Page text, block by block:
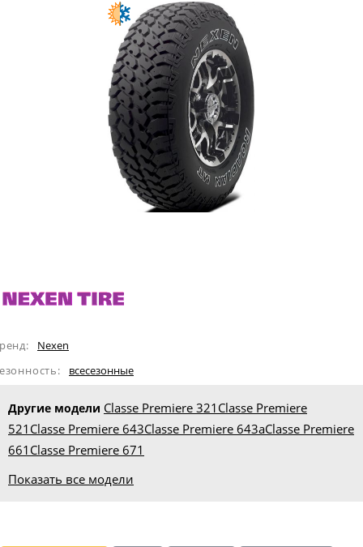
Nexen
всесезонные
Другие модели Classe Premiere 321 Classe Premiere
521 Classe Premiere 643Classe Premiere 643aClasse Premiere
661 Classe Premiere 671
Показать все модели